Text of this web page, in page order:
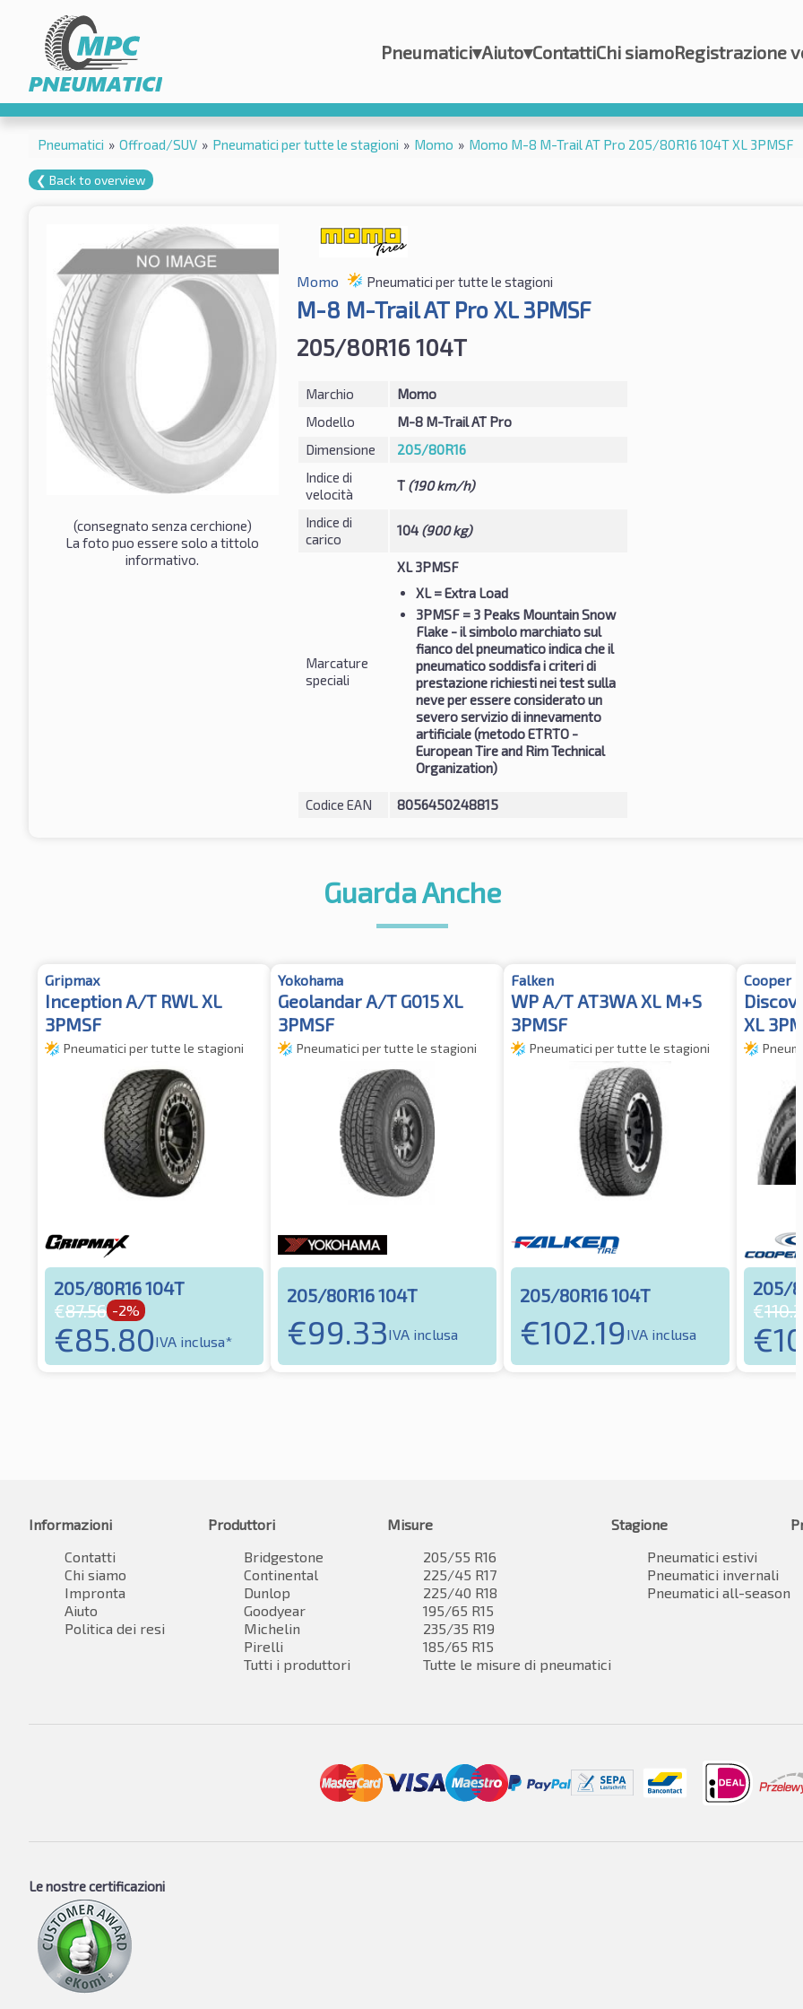
Pneumatici▾Aiuto▾ContattiChi siamoRegistrazione
Pneumatici » Offroad/SUV » Pneumatici per tutte le stagioni » Momo » Momo M-8 M-Trail AT Pro 205/80R16 104T XL 3PMSF
❮ Back to overview
(consegnato senza cerchione)
La foto puo essere solo a tittolo
informativo.
Momo Pneumatici per tutte le stagioni
M-8 M-Trail AT Pro XL 3PMSF
205/80R16 104T
Marchio
Momo
Modello
M-8 M-Trail AT Pro
Dimensione
205/80R16
Indice di
velocità
T (190 km/h)
Indice di
carico
104 (900 kg)
Marcature
speciali
XL 3PMSF
XL= Extra Load
3PMSF= 3 Peaks Mountain Snow
Flake - il simbolo marchiato sul
fianco del pneumatico indica che il
pneumatico soddisfa i criteri di
prestazione richiesti nei test sulla
neve per essere considerato un
severo servizio di innevamento
artificiale (metodo ETRTO -
European Tire and Rim Technical
Organization)
Codice EAN 8056450248815
Guarda Anche
Gripmax
Inception A/T RWL XL
3PMSF
Pneumatici per tutte le stagioni
205/80R16 104T
€87.56 -2%
€85.80IVA inclusa*
Yokohama
Geolandar A/T G015 XL
3PMSF
Pneumatici per tutte le stagioni
205/80R16 104T
€99.33IVA inclusa
Falken
WP A/T AT3WA XL M+S
3PMSF
Pneumatici per tutte le stagioni
205/80R16 104T
€102.19IVA inclusa
Cooper
XL
205/
€110.23
€
Informazioni
Contatti
Chi siamo
Impronta
Aiuto
Politica dei resi
Produttori
Bridgestone
Continental
Dunlop
Goodyear
Michelin
Pirelli
Tutti i produttori
Misure
205/55 R16
225/45 R17
225/40 R18
195/65 R15
235/35 R19
185/65 R15
Tutte le misure di pneumatici
Stagione
Pneumatici estivi
Pneumatici invernali
Pneumatici all-season
Le nostre certificazioni